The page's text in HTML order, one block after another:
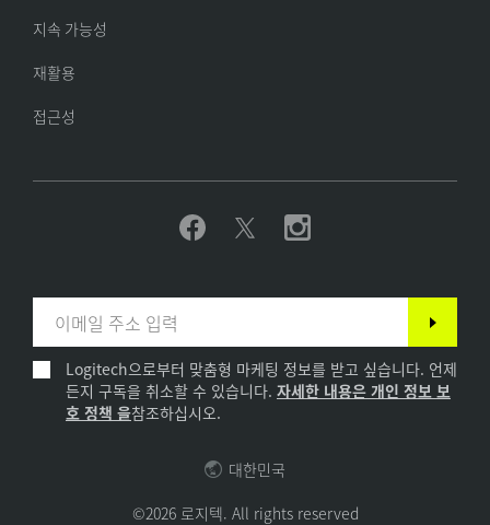
지속 가능성
재활용
접근성
Logitech으로부터 맞춤형 마케팅 정보를 받고 싶습니다. 언제
든지 구독을 취소할 수 있습니다. 자세한 내용은 개인 정보 보
호 정책 을참조하십시오.
©2026 로지텍. All rights reserved
대한민국